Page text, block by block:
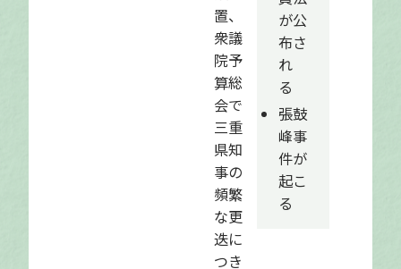
置、
衆議
院予
算総
会で
三重
県知
事の
頻繁
な更
迭に
つき
が公
布さ
れ
る
張鼓
峰事
件が
起こ
る